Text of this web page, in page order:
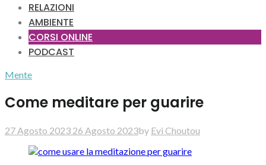
RELAZIONI
AMBIENTE
CORSI ONLINE
PODCAST
Mente
Come meditare per guarire
27 Agosto 2023 26 Agosto 2023by Evi Choutou